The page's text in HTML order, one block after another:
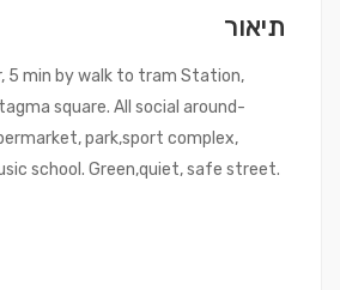
תיאור
5 min by walk to tram Station,
square. All social around-
park,sport complex,
school. Green,quiet, safe street.